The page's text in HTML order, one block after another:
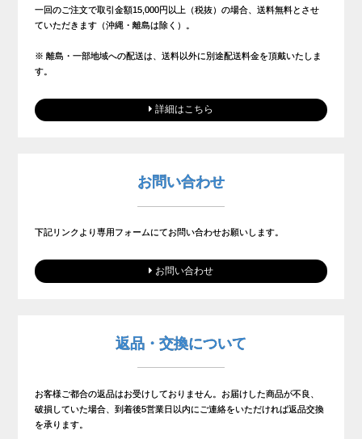
一回のご注文で取引金額15,000円以上（税抜）の場合、送料無料とさせ
ていただきます（沖縄・離島は除く）。
※ 離島・一部地域への配送は、送料以外に別途配送料金を頂戴いたしま
す。
詳細はこちら
お問い合わせ
下記リンクより専用フォームにてお問い合わせお願いします。
お問い合わせ
返品・交換について
お客様ご都合の返品はお受けしておりません。お届けした商品が不良、
破損していた場合、到着後5営業日以内にご連絡をいただければ返品交換
を承ります。